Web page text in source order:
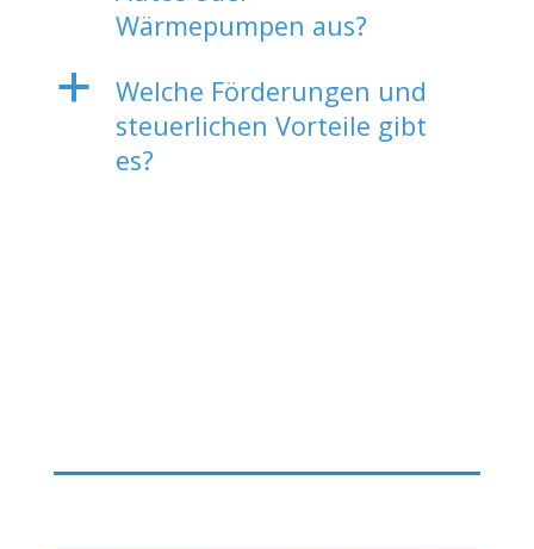
Wärmepumpen aus?
a
Welche Förderungen und
steuerlichen Vorteile gibt
es?